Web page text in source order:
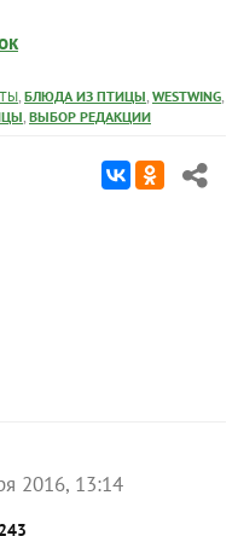
, БЛЮДА ИЗ ПТИЦЫ, WESTWING,
, ВЫБОР РЕДАКЦИИ
2016, 13:14